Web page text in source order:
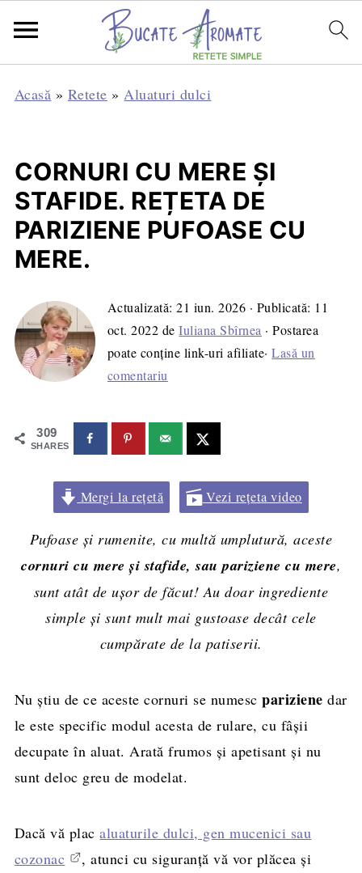
Acasă » Retete »Aluaturi dulci
CORNURI CU MERE ȘI
STAFIDE. REȚETA DE
PARIZIENE PUFOASE CU
MERE.
Actualizată:21 iun. 2026 · Publicată: 11
oct. 2022 deIuliana Sbîrnea · Postarea
poate conține link-uri afiliate·Lasă un
comentariu
309
SHARES
Mergi la rețetă Vezi rețeta video
Pufoase și rumenite, cu multă umplutură, aceste
cornuri cu mere și stafide, sau pariziene cu mere,
sunt atât de ușor de făcut! Au doar ingrediente
simple și sunt mult mai gustoase decât cele
cumpărate de la patiserii.
Nu știu de ce aceste cornuri se numescpariziene dar
le este specific modul acesta de rulare, cu fâșii
decupate în aluat. Arată frumos și apetisant și nu
sunt deloc greu de modelat.
Dacă vă placaluaturile dulci, gen mucenici sau
cozonac
, atunci cu siguranță vă vor plăcea și